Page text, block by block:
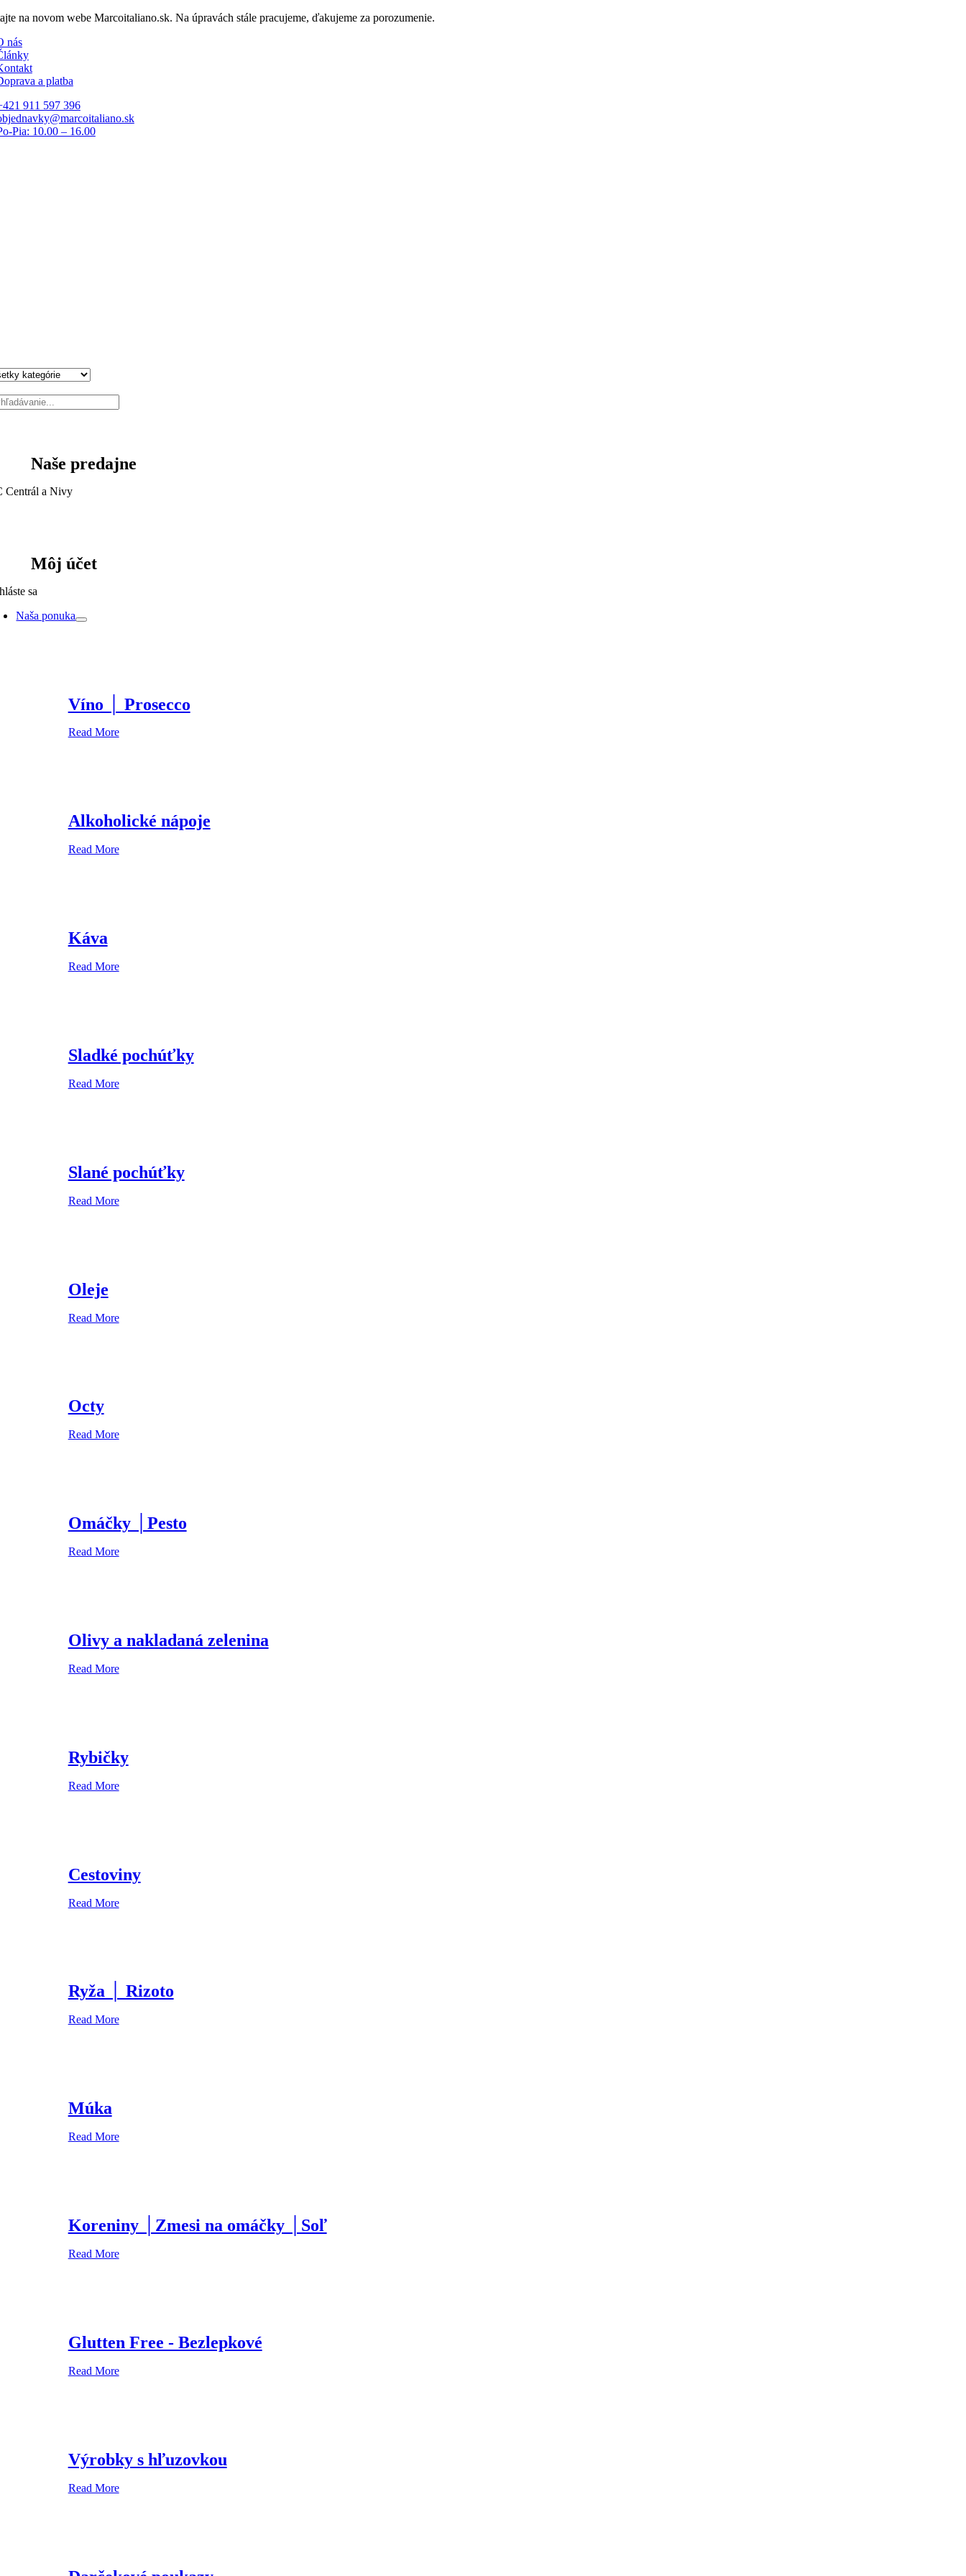
Skip
content
na novom webe Marcoitaliano.sk. Na úpravách stále pracujeme, ďakujeme za porozumenie.
nás
a platba
911 597 396
Pia: 10.00 – 16.00
Naše predajne
Centrál a Nivy
Môj účet
sa
Naša ponuka
Víno │ Prosecco
Read More
Alkoholické nápoje
Read More
Káva
Read More
Sladké pochúťky
Read More
Slané pochúťky
Read More
Oleje
Read More
Octy
Read More
Omáčky │Pesto
Read More
Olivy a nakladaná zelenina
Read More
Rybičky
Read More
Cestoviny
Read More
Ryža │ Rizoto
Read More
Múka
Read More
Koreniny │Zmesi na omáčky │Soľ
Read More
Glutten Free - Bezlepkové
Read More
Výrobky s hľuzovkou
Read More